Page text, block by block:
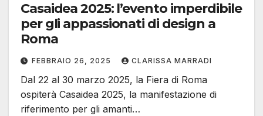
Casaidea 2025: l’evento imperdibile
per gli appassionati di design a
Roma
FEBBRAIO 26, 2025 CLARISSA MARRADI
Dal 22 al 30 marzo 2025, la Fiera di Roma
ospiterà Casaidea 2025, la manifestazione di
riferimento per gli amanti…